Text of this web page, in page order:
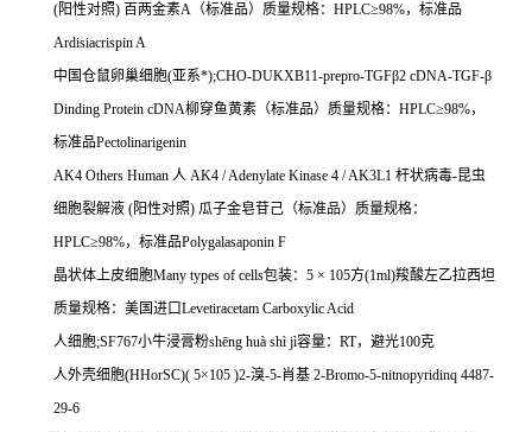
(阳性对照) 百两金素A （标准品）质量规格： HPLC≥98%，标准品
Ardisiacrispin A
中国仓鼠卵巢细胞(亚系*);CHO-DUKXB11-prepro-TGFβ2 cDNA-TGF-β
Dinding Protein cDNA柳穿鱼黄素（标准品）质量规格： HPLC≥98%，
标准品Pectolinarigenin
AK4 Others Human 人 AK4 / Adenylate Kinase 4 / AK3L1 杆状病毒-昆虫
细胞裂解液 (阳性对照) 瓜子金皂苷己（标准品）质量规格：
HPLC≥98%，标准品Polygalasaponin F
晶状体上皮细胞Many types of cells包装： 5 × 105方(1ml)羧酸左乙拉西坦
质量规格：美国进口Levetiracetam Carboxylic Acid
人细胞;SF767小牛浸膏粉shēng huà shì jì容量： RT，避光100克
人外壳细胞(HHorSC)( 5×105 )2-溴-5-肖基 2-Bromo-5-nitnopyridinq 4487-
29-6